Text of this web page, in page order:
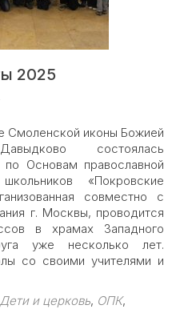
2025
Смоленской иконы Божией
состоялась
по Основам православной
«Покровские
совместно с
г. Москвы, проводится
в храмах Западного
уже несколько лет.
со своими учителями и
Дети и церковь, ОПК,